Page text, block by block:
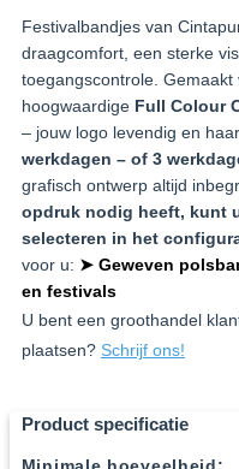
Festivalbandjes van
draagcomfort, een sterke
toegangscontrole.
hoogwaardige Full Colour
– jouw logo levendig en
werkdagen – of 3
grafisch ontwerp altijd
opdruk nodig heeft, kunt
selecteren in het
voor u: ➤ Geweven
en festivals
U bent een groothandel
plaatsen? Schrijf ons!
Product specificatie